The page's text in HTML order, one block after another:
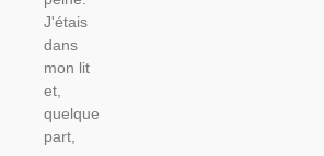
J'étais
dans
mon lit
et,
quelque
part,